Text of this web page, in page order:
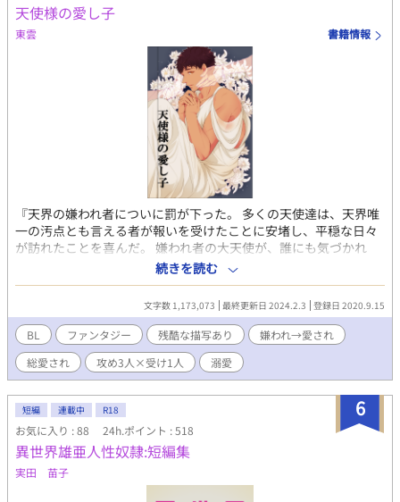
天使様の愛し子
東雲 書籍情報
『天界の嫌われ者についに罰が下った。 多くの天使達は、天界唯
一の汚点とも言える者が報いを受けたことに安堵し、平穏な日々
が訪れたことを喜んだ。 嫌われ者の大天使が、誰にも気づかれ
ず、ひっそりと息を引き取ったことも、その瞬間、誰に祝福され
ることもなく、新たな命が生まれていたことも知らずに
────』 神様と天使達がいる世界のお話。 ふわっと設定なファ
ンタジーの世界。 嫌われ、のち愛され。山も谷もありませんが最
初は谷からのスタートです。 ※総受け愛され系の一妻多夫なお話
になります(全員×受けという訳ではありません) ※ガタイの良い
見た目だけは俺様系筋肉美丈夫受け(中身は幼児)(なに受けと言え
ばいいのか分からず迷走中です…ガチムチではないですが、6パッ
クに割れた腹筋とたわわな雄っぱいが魅力の褐色男性受け) ※美
人、美青年、可愛い子攻め。 弱々な受けちゃんをひたすらに愛で
て囲って慈しんで貪る溺愛系攻めと無自覚愛され系受けが書きた
かった次第です。 ★第9回BL小説大賞にて、奨励賞を頂きまし
た！★ 初創作、字書き歴も2mmくらいのペーペーの作品ですが
お付き合い頂けましたら幸いです。
続きを読む
文字数 1,173,073 最終更新日 2024.2.3 登録日 2020.9.15
BL ファンタジー 残酷な描写あり
嫌われ→愛され
総愛され
攻め3人×受け1人 溺愛
6
短編 連載中 R18
お気に入り : 88 24h.ポイント : 518
異世界雄亜人性奴隷:短編集
実田 苗子